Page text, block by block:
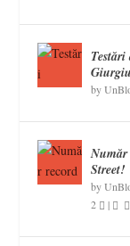
by
Street!
by
2
|